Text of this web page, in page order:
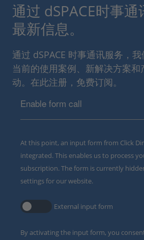
通过 dSPACE时事
最新信息。
通过 dSPACE 时事通讯服务，
当前的使用案例、新解决方案
动。在此注册，免费订阅。
Enable form call
At this point, an input form from Click
integrated. This enables us to process
subscription. The form is currently
settings for our website.
External input form
By activating the input form, you